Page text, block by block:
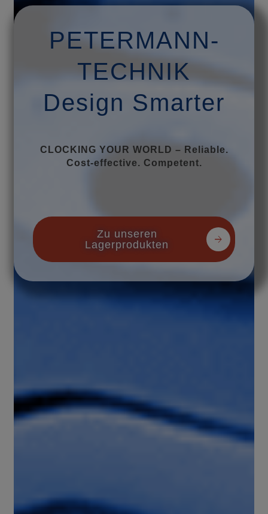
PETERMANN-
TECHNIK
Design Smarter
CLOCKING YOUR WORLD – Reliable.
Cost-effective. Competent.
Zu unseren
Lagerprodukten